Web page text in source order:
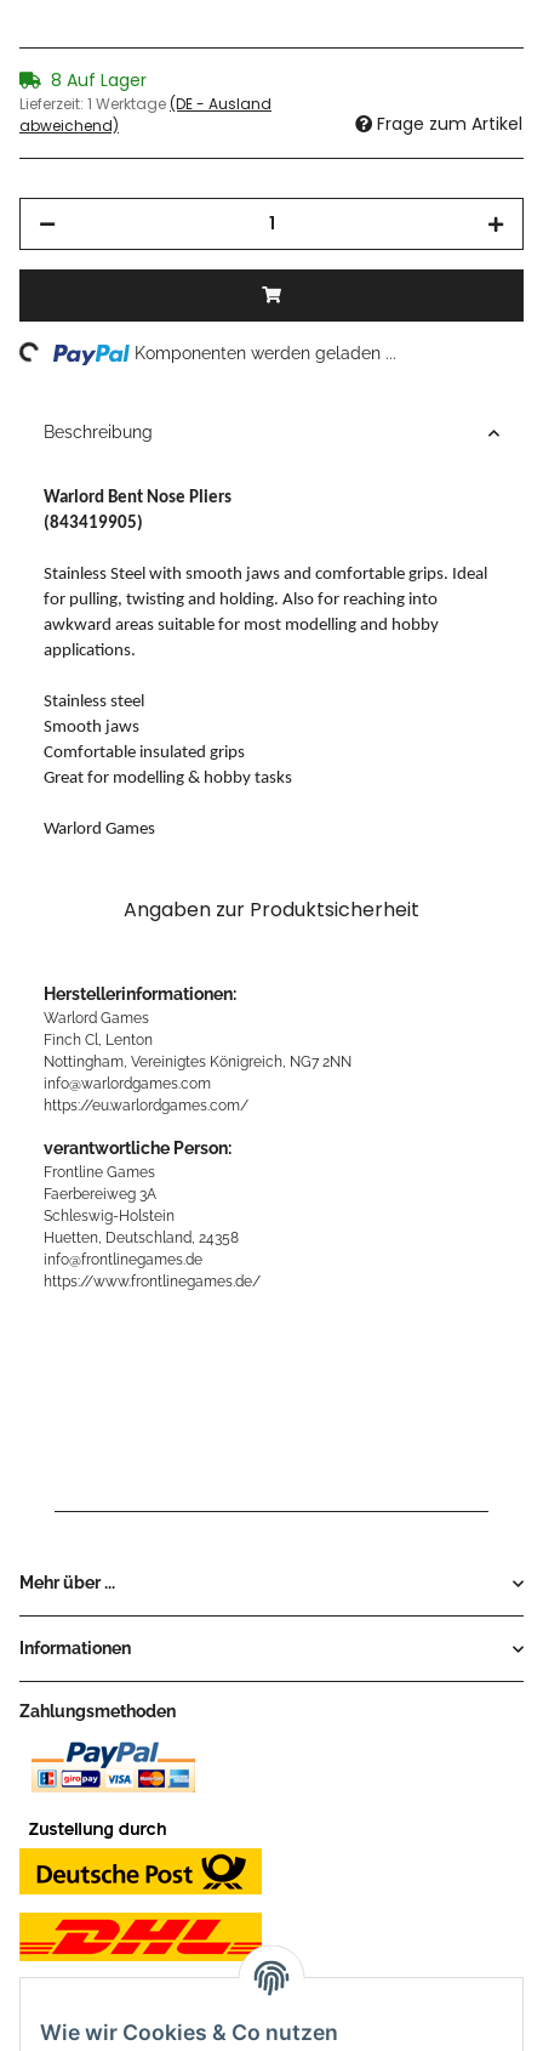
8 Auf Lager
Lieferzeit: 1 Werktage(DE - Ausland
abweichend)
Frage zum Artikel
Komponenten werden geladen ...
Beschreibung
Warlord Bent Nose Pliers
(843419905)
Stainless Steel with smooth jaws and comfortable grips. Ideal
for pulling, twisting and holding. Also for reaching into
awkward areas suitable for most modelling and hobby
applications.
Stainless steel
Smooth jaws
Comfortable insulated grips
Great for modelling & hobby tasks
Warlord Games
Angaben zur Produktsicherheit
Herstellerinformationen:
Warlord Games
Finch Cl, Lenton
Nottingham, Vereinigtes Königreich, NG7 2NN
info@warlordgames.com
https://eu.warlordgames.com/
verantwortliche Person:
Frontline Games
Faerbereiweg 3A
Schleswig-Holstein
Huetten, Deutschland, 24358
info@frontlinegames.de
https://www.frontlinegames.de/
Mehr über ...
Informationen
Zahlungsmethoden
Wie wir Cookies & Co nutzen